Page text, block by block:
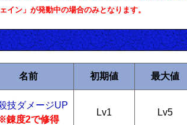
イン」が発動中の場合のみとなります。
名前 初期値 最大値
技ダメージUP
錬度2で修得
Lv1 Lv5